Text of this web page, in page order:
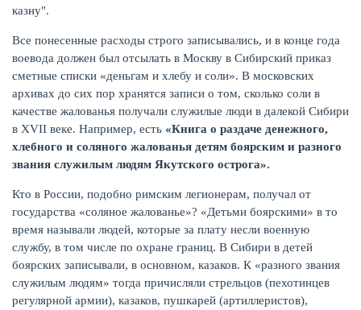
казну".
Все понесенные расходы строго записывались, и в конце года
воевода должен был отсылать в Москву в Сибирский приказ
сметные списки «деньгам и хлебу и соли». В московских
архивах до сих пор хранятся записи о том, сколько соли в
качестве жалованья получали служилые люди в далекой Сибири
в XVII веке. Например, есть «Книга о раздаче денежного,
хлебного и соляного жалованья детям боярским и разного
звания служилым людям Якутского острога».
Кто в России, подобно римским легионерам, получал от
государства «соляное жалованье»? «Детьми боярскими» в то
время называли людей, которые за плату несли военную
службу, в том числе по охране границ. В Сибири в детей
боярских записывали, в основном, казаков. К «разного звания
служилым людям» тогда причисляли стрельцов (пехотинцев
регулярной армии), казаков, пушкарей (артиллеристов),